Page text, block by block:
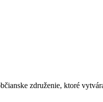
združenie, ktoré